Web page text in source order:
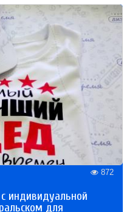
872
индивидуальной
для